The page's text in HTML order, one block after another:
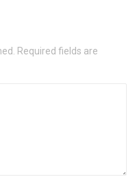
Required fields are